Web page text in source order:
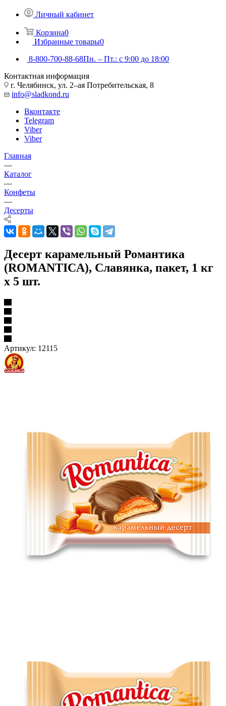
Личный кабинет
Корзина0
Избранные товары0
8-800-700-88-68Пн. – Пт.: с 9:00 до 18:00
Контактная информация
г. Челябинск, ул. 2–ая Потребительская, 8
info@sladkond.ru
Вконтакте
Telegram
Viber
Viber
Главная
—
Каталог
—
Конфеты
—
Десерты
Десерт карамельный Романтика
(ROMANTICA), Славянка, пакет, 1 кг
х 5 шт.
Артикул: 12115